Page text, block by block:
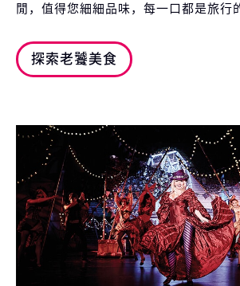
閒，值得您細細品味，每一口都是旅行
探索老饕美食